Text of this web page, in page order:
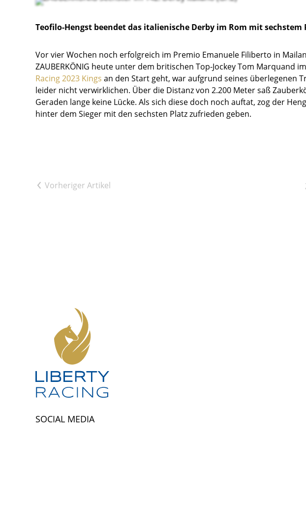
Teofilo-Hengst beendet das italienische Derby im Rom mit sechstem
Vor vier Wochen noch erfolgreich im Premio Emanuele Filiberto in
ZAUBERKÖNIG heute unter dem britischen Top-Jockey Tom
Racing 2023 Kings an den Start geht, war aufgrund seines überlegenen
leider nicht verwirklichen. Über die Distanz von 2.200 Meter saß
Geraden lange keine Lücke. Als sich diese doch noch auftat, zog der
hinter dem Sieger mit den sechsten Platz zufrieden geben.
Vorheriger Artikel
SOCIAL MEDIA